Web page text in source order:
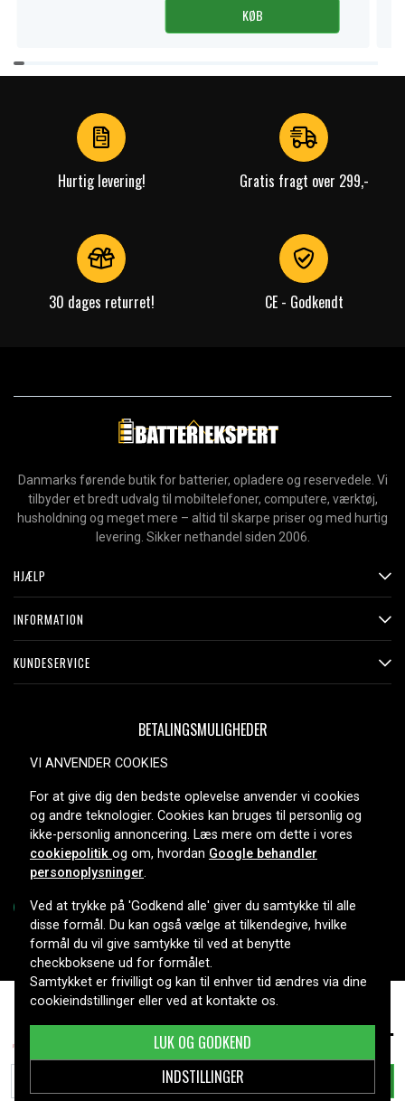
KØB
Item
1
Series 7 790 cc, , 1900mAh 79 kr.
TILFØJ TIL KURV
Hurtig levering! Gratis fragt over 299,-
30 dages returret! CE - Godkendt
Danmarks førende butik for batterier, opladere og reservedele. Vi
tilbyder et bredt udvalg til mobiltelefoner, computere, værktøj,
husholdning og meget mere – altid til skarpe priser og med hurtig
levering. Sikker nethandel siden 2006.
HJÆLP
INFORMATION
KUNDESERVICE
BETALINGSMULIGHEDER
LEVERINGSMULIGHEDER
Copyright © 2026, Spares Nordic AB
VI ANVENDER COOKIES
For at give dig den bedste oplevelse anvender vi cookies
og andre teknologier. Cookies kan bruges til personlig og
ikke-personlig annoncering. Læs mere om dette i vores
cookiepolitik og om, hvordan Google behandler
personoplysninger.
Ved at trykke på 'Godkend alle' giver du samtykke til alle
disse formål. Du kan også vælge at tilkendegive, hvilke
formål du vil give samtykke til ved at benytte
checkboksene ud for formålet.
Samtykket er frivilligt og kan til enhver tid ændres via dine
cookieindstillinger eller ved at kontakte os.
INDSTILLINGER
LUK OG GODKEND